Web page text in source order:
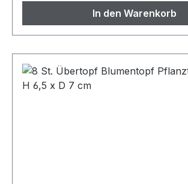
In den Warenkorb